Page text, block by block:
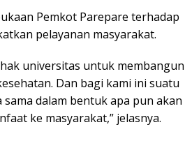
Pemkot Parepare terhadap
pelayanan masyarakat.
universitas untuk membangun
Dan bagi kami ini suatu
dalam bentuk apa pun akan
ke masyarakat,” jelasnya.